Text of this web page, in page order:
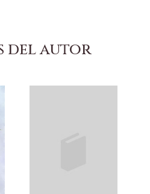
del autor